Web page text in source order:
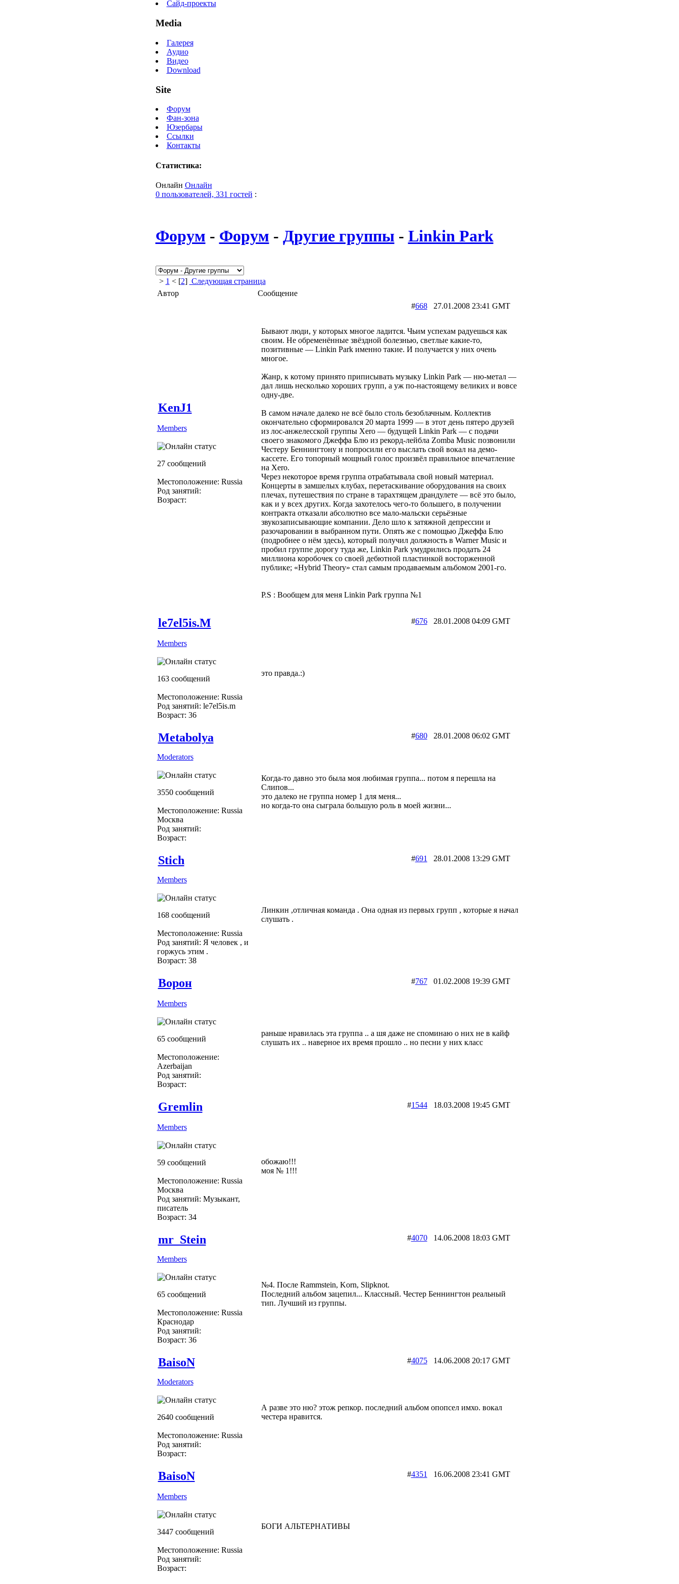
Сайд-проекты
Media
Галерея
Аудио
Видео
Download
Site
Форум
Фан-зона
Юзербары
Ссылки
Контакты
Статистика:
Онлайн Онлайн
0 пользователей, 331 гостей :
Форум - Форум - Другие группы- Linkin Park
> 1 < [2] Следующая страница
Автор
Сообщение
KenJ1
Members
27 сообщений
Местоположение: Russia
Род занятий:
Возраст:
#66827.01.2008 23:41 GMT
Бывают люди, у которых многое ладится. Чьим успехам радуешься как
своим. Не обременённые звёздной болезнью, светлые какие-то,
позитивные — Linkin Park именно такие. И получается у них очень
многое.
Жанр, к котому принято приписывать музыку Linkin Park — ню-метал —
дал лишь несколько хороших групп, а уж по-настоящему великих и вовсе
одну-две.
В самом начале далеко не всё было столь безоблачным. Коллектив
окончательно сформировался 20 марта 1999 — в этот день пятеро друзей
из лос-анжелесской группы Xero — будущей Linkin Park — с подачи
своего знакомого Джеффа Блю из рекорд-лейбла Zomba Music позвонили
Честеру Беннингтону и попросили его выслать свой вокал на демо-
кассете. Его топорный мощный голос произвёл правильное впечатление
на Xero.
Через некоторое время группа отрабатывала свой новый материал.
Концерты в замшелых клубах, перетаскивание оборудования на своих
плечах, путешествия по стране в тарахтящем драндулете — всё это было,
как и у всех других. Когда захотелось чего-то большего, в получении
контракта отказали абсолютно все мало-мальски серьёзные
звукозаписывающие компании. Дело шло к затяжной депрессии и
разочаровании в выбранном пути. Опять же с помощью Джеффа Блю
(подробнее о нём здесь), который получил должность в Warner Music и
пробил группе дорогу туда же, Linkin Park умудрились продать 24
миллиона коробочек со своей дебютной пластинкой восторженной
публике; «Hybrid Theory» стал самым продаваемым альбомом 2001-го.
P.S : Вообщем для меня Linkin Park группа №1
le7el5is.M
Members
163 сообщений
Местоположение: Russia
Род занятий: le7el5is.m
Возраст: 36
#67628.01.2008 04:09 GMT
это правда.:)
Metabolya
Moderators
3550 сообщений
Местоположение: Russia
Москва
Род занятий:
Возраст:
#68028.01.2008 06:02 GMT
Когда-то давно это была моя любимая группа... потом я перешла на
Слипов...
это далеко не группа номер 1 для меня...
но когда-то она сыграла большую роль в моей жизни...
Stich
Members
168 сообщений
Местоположение: Russia
Род занятий: Я человек , и
горжусь этим .
Возраст: 38
#691 28.01.2008 13:29 GMT
Линкин ,отличная команда . Она одная из первых групп , которые я начал
слушать .
Ворон
Members
65 сообщений
Местоположение:
Azerbaijan
Род занятий:
Возраст:
#76701.02.2008 19:39 GMT
раньше нравилась эта группа .. а шя даже не споминаю о них не в кайф
слушать их .. наверное их время прошло .. но песни у них класс
Gremlin
Members
59 сообщений
Местоположение: Russia
Москва
Род занятий: Музыкант,
писатель
Возраст: 34
#154418.03.2008 19:45 GMT
обожаю!!!
моя № 1!!!
mr_Stein
Members
65 сообщений
Местоположение: Russia
Краснодар
Род занятий:
Возраст: 36
#407014.06.2008 18:03 GMT
№4. После Rammstein, Korn, Slipknot.
Последний альбом зацепил... Классный. Честер Беннингтон реальный
тип. Лучший из группы.
BaisoN
Moderators
2640 сообщений
Местоположение: Russia
Род занятий:
Возраст:
#407514.06.2008 20:17 GMT
А разве это ню? этож репкор. последний альбом опопсел имхо. вокал
честера нравится.
BaisoN
Members
3447 сообщений
Местоположение: Russia
Род занятий:
Возраст:
#4351 16.06.2008 23:41 GMT
БОГИ АЛЬТЕРНАТИВЫ